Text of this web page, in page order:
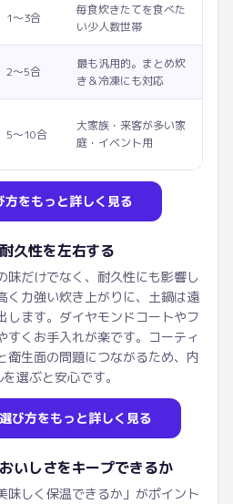
1〜3合
毎食炊きたてを食べた
い少人数世帯
2〜5合
最も汎用的。まとめ炊
き＆冷凍にも対応
5〜10合
大家族・来客が多い家
庭・イベント用
をもっと詳しく見る
久性を左右する
味だけでなく、耐久性にも影響し
く力強い炊き上がりに、土鍋は遠
します。ダイヤモンドコートやフ
すくお手入れが楽です。コーティ
衛生面の問題につながるため、内
選ぶと安心です。
び方をもっと詳しく見る
いしさをキープできるか
味しく保温できるか」がポイント